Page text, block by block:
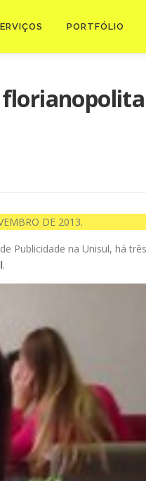
PORTFÓLIO
DE 2013.
na Unisul, há
.